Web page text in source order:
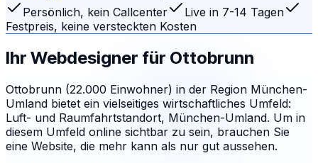
Persönlich, kein Callcenter
Live in 7-14 Tagen
Festpreis, keine versteckten Kosten
Ihr Webdesigner für Ottobrunn
Ottobrunn (22.000 Einwohner) in der Region München-
Umland bietet ein vielseitiges wirtschaftliches Umfeld:
Luft- und Raumfahrtstandort, München-Umland. Um in
diesem Umfeld online sichtbar zu sein, brauchen Sie
eine Website, die mehr kann als nur gut aussehen.